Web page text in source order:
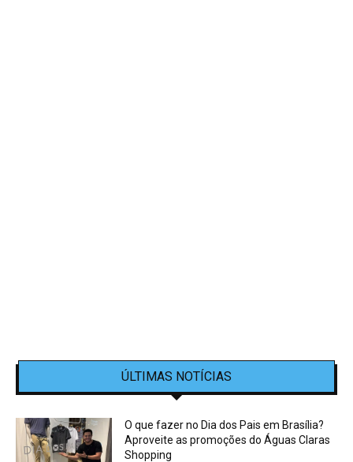
ÚLTIMAS NOTÍCIAS
O que fazer no Dia dos Pais em Brasília?
Aproveite as promoções do Águas Claras
Shopping